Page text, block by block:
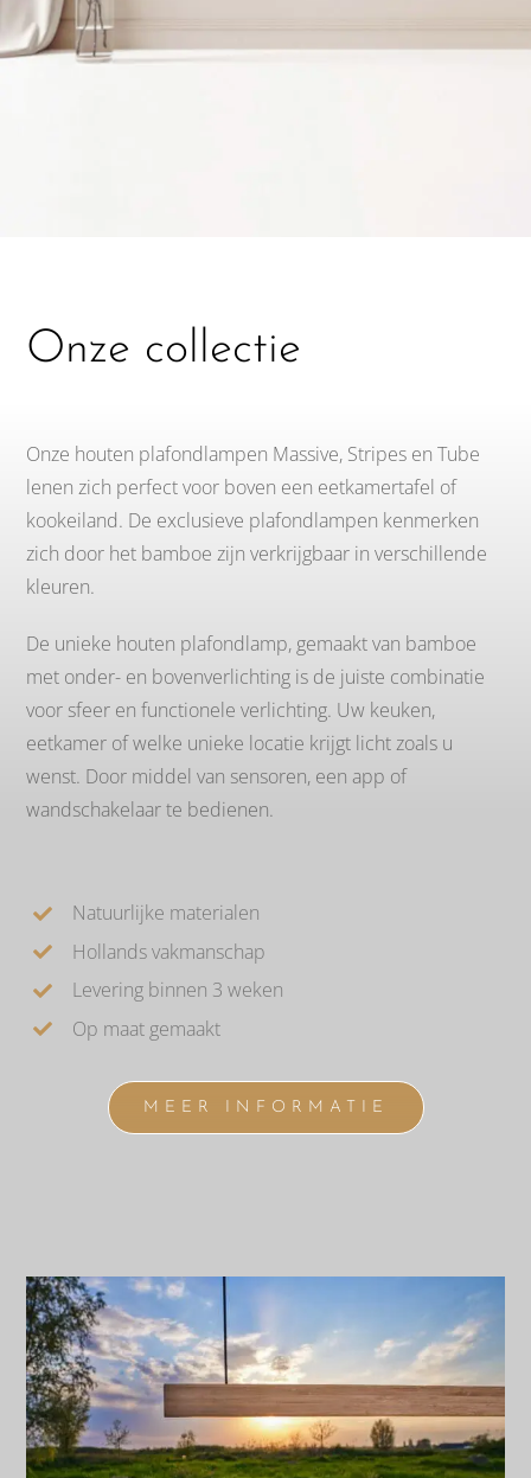
Onze collectie
Onze houten plafondlampen Massive, Stripes en Tube
lenen zich perfect voor boven een eetkamertafel of
kookeiland. De exclusieve plafondlampen kenmerken
zich door het bamboe zijn verkrijgbaar in verschillende
kleuren.
De unieke houten plafondlamp, gemaakt van bamboe
met onder- en bovenverlichting is de juiste combinatie
voor sfeer en functionele verlichting. Uw keuken,
eetkamer of welke unieke locatie krijgt licht zoals u
wenst. Door middel van sensoren, een app of
wandschakelaar te bedienen.
Natuurlijke materialen
Hollands vakmanschap
Levering binnen 3 weken
Op maat gemaakt
MEER INFORMATIE